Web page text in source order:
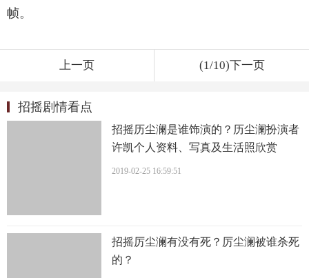
帧。
上一页 (1/10)下一页
招摇剧情看点
招摇历尘澜是谁饰演的？历尘澜扮演者
许凯个人资料、写真及生活照欣赏
2019-02-25 16:59:51
招摇厉尘澜有没有死？厉尘澜被谁杀死
的？